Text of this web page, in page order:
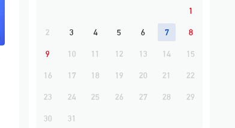
1
2 3 4 5 6 7 8
9 10 11 12 13 14 15
16 17 18 19 20 21 22
23 24 25 26 27 28 29
30 31